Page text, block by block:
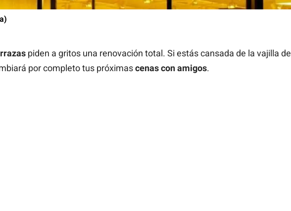
piden a gritos una renovación total. Si estás cansada de la vajilla de
por completo tus próximascenas con amigos.